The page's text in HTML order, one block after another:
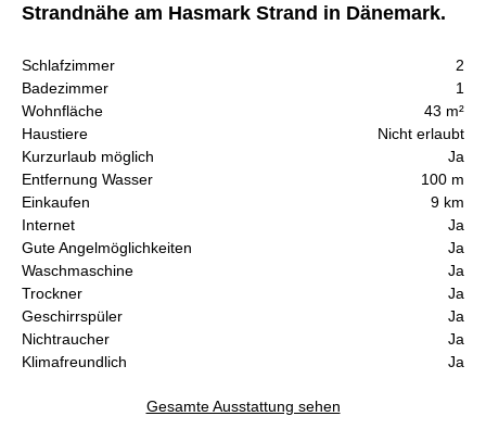
Strandnähe am Hasmark Strand in Dänemark.
Schlafzimmer
2
Badezimmer
1
Wohnfläche
43 m²
Haustiere
Nicht erlaubt
Kurzurlaub möglich
Ja
Entfernung Wasser
100 m
Einkaufen
9 km
Internet
Ja
Gute Angelmöglichkeiten
Ja
Waschmaschine
Ja
Trockner
Ja
Geschirrspüler
Ja
Nichtraucher
Ja
Klimafreundlich
Ja
Gesamte Ausstattung sehen